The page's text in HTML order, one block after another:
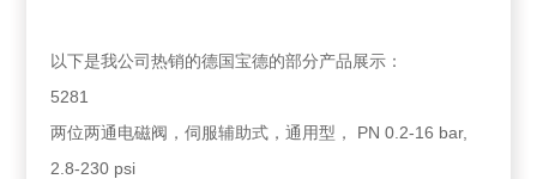
以下是我公司热销的德国宝德的部分产品展示：
5281
两位两通电磁阀，伺服辅助式，通用型， PN 0.2-16 bar,
2.8-230 psi